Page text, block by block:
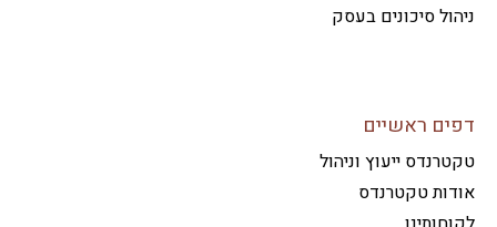
סיכונים בעסק
ראשיים
ייעוץ וניהול
טקטרנדס